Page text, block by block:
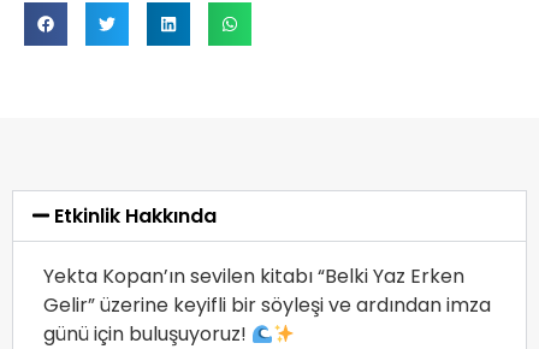
Etkinlik Hakkında
Yekta Kopan’ın sevilen kitabı “Belki Yaz Erken
Gelir” üzerine keyifli bir söyleşi ve ardından imza
günü için buluşuyoruz!